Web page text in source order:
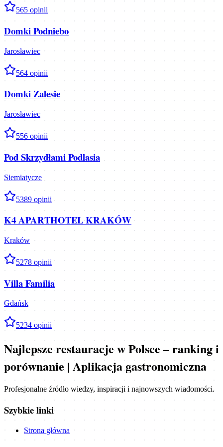
565 opinii
Domki Podniebo
Jarosławiec
564 opinii
Domki Zalesie
Jarosławiec
556 opinii
Pod Skrzydłami Podlasia
Siemiatycze
5389 opinii
K4 APARTHOTEL KRAKÓW
Kraków
5278 opinii
Villa Familia
Gdańsk
5234 opinii
Najlepsze restauracje w Polsce – ranking i
porównanie | Aplikacja gastronomiczna
Profesjonalne źródło wiedzy, inspiracji i najnowszych wiadomości.
Szybkie linki
Strona główna